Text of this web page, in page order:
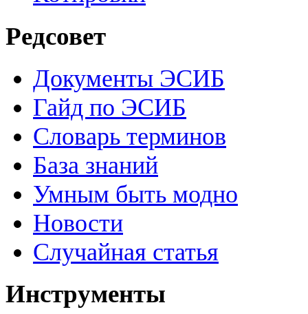
Редсовет
Документы ЭСИБ
Гайд по ЭСИБ
Словарь терминов
База знаний
Умным быть модно
Новости
Случайная статья
Инструменты